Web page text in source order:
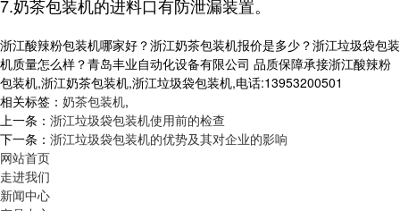
7.奶茶包装机的进料口有防泄漏装置。
浙江酸辣粉包装机哪家好？浙江奶茶包装机报价是多少？浙江垃圾袋包装
机质量怎么样？青岛丰业自动化设备有限公司 品质保障承接浙江酸辣粉
包装机,浙江奶茶包装机,浙江垃圾袋包装机,电话:13953200501
相关标签： 奶茶包装机,
上一条： 浙江垃圾袋包装机使用前的检查
下一条： 浙江垃圾袋包装机的优势及其对企业的影响
网站首页
走进我们
新闻中心